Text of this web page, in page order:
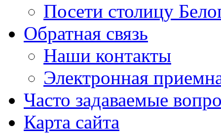
Посети столицу
Обратная связь
Наши контакты
Электронная
Часто задаваемые
Карта сайта